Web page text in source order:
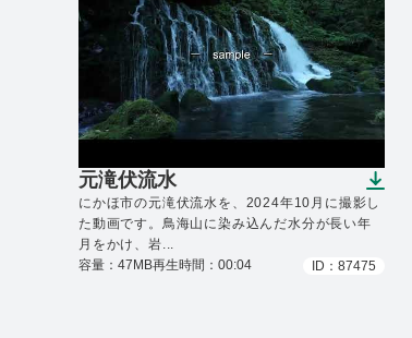
元滝伏流水
（ダウンロードできます）
にかほ市の元滝伏流水を、2024年10月に撮影し
た動画です。鳥海山に染み込んだ水分が長い年
月をかけ、岩...
容量：47MB再生時間：00:04 ID：87475